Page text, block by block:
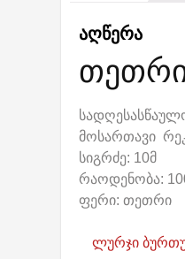
აღწერა
მოსართავი
სიგრძე: 10მ
რაოდენობა:
ფერი: თეთრი
ლურჯი